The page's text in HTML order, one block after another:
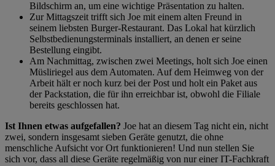
Bildschirm an, um eine wichtige Präsentation zu halten.
Zur Mittagszeit trifft sich Joe mit einem alten Freund in
seinem liebsten Burger-Restaurant. Das Lokal hat kürzlich
Selbstbedienungsterminals installiert, an denen er seine
Bestellung eingibt.
Am Nachmittag, zwischen zwei Meetings, holt sich Joe einen
Müsliriegel aus dem Automaten. Auf dem Heimweg von der
Arbeit hält er noch kurz bei der Post und holt ein Paket aus
der Packstation, die für ihn erreichbar ist, obwohl die Filiale
bereits geschlossen hat.
Ist Ihnen etwas aufgefallen? Joe hat an diesem Tag nicht ein, nicht
zwei, sondern insgesamt sieben Geräte genutzt, die ohne
menschliche Aufsicht vor Ort funktionieren! Und nun stellen Sie
sich vor, dass all diese Geräte regelmäßig von nur einer IT-Fachkraft